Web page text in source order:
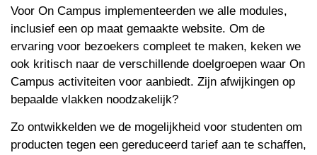
Voor On Campus implementeerden we alle modules,
inclusief een op maat gemaakte website. Om de
ervaring voor bezoekers compleet te maken, keken we
ook kritisch naar de verschillende doelgroepen waar On
Campus activiteiten voor aanbiedt. Zijn afwijkingen op
bepaalde vlakken noodzakelijk?
Zo ontwikkelden we de mogelijkheid voor studenten om
producten tegen een gereduceerd tarief aan te schaffen,